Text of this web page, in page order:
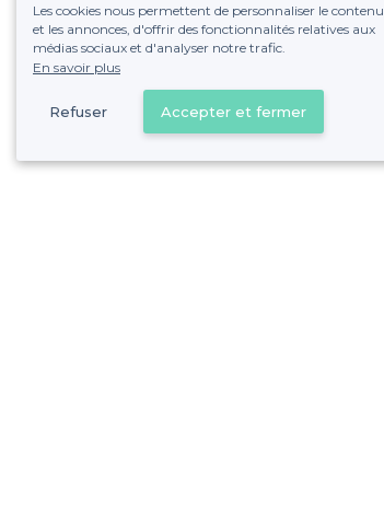
Les cookies nous permettent de personnaliser le contenu
et les annonces, d'offrir des fonctionnalités relatives aux
médias sociaux et d'analyser notre trafic.
En savoir plus
Refuser Accepter et fermer